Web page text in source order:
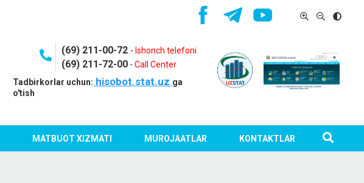
(69) 211-00-72 - Ishonch telefoni
(69) 211-72-00- Call Center
Tadbirkorlar uchun: hisobot.stat.uz ga
o'tish
MATBUOT XIZMATI MUROJAATLAR KONTAKTLAR